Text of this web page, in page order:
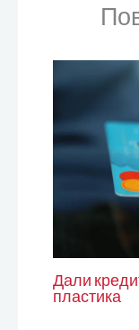
Дали
пластика